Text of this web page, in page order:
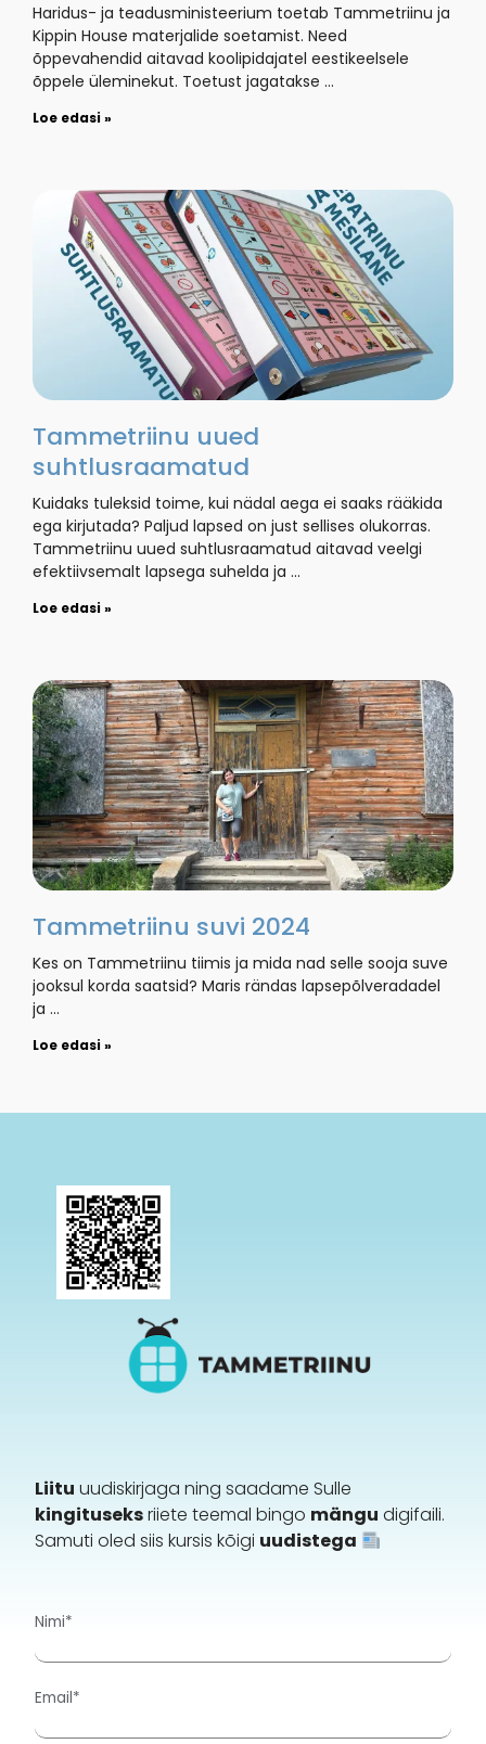
Haridus- ja teadusministeerium toetab Tammetriinu ja
Kippin House materjalide soetamist. Need
õppevahendid aitavad koolipidajatel eestikeelsele
õppele üleminekut. Toetust jagatakse …
Loe edasi »
Tammetriinu uued
suhtlusraamatud
Kuidaks tuleksid toime, kui nädal aega ei saaks rääkida
ega kirjutada? Paljud lapsed on just sellises olukorras.
Tammetriinu uued suhtlusraamatud aitavad veelgi
efektiivsemalt lapsega suhelda ja …
Loe edasi »
Tammetriinu suvi 2024
Kes on Tammetriinu tiimis ja mida nad selle sooja suve
jooksul korda saatsid? Maris rändas lapsepõlveradadel
ja …
Loe edasi »
Liitu uudiskirjaga ning saadame Sulle
kingituseksriiete teemal bingo mängu digifaili.
Samuti oled siis kursis kõigi uudistega
Nimi*
Email*